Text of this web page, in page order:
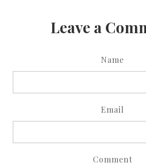
Leave a
Name
Email
Comment